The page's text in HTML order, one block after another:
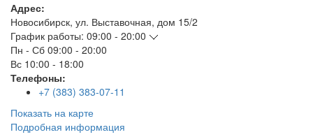
Адрес:
Новосибирск, ул. Выставочная, дом 15/2
График работы: 09:00 - 20:00
Пн - Сб 09:00 - 20:00
Вс 10:00 - 18:00
Телефоны:
+7 (383) 383-07-11
Показать на карте
Подробная информация